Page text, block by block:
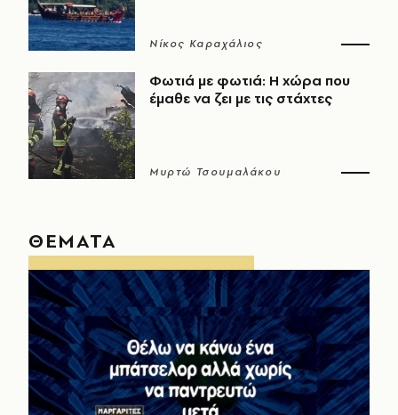
Νίκος Καραχάλιος
Φωτιά με φωτιά: Η χώρα που
έμαθε να ζει με τις στάχτες
Μυρτώ Τσουμαλάκου
ΘΕΜΑΤΑ